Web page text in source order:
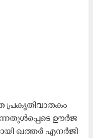
പ്ര​കൃ​തി​വാ​ത​കം
ഊ​ർ​ജ
ഖ​ത്ത​ർ എ​ന​ർ​ജി​